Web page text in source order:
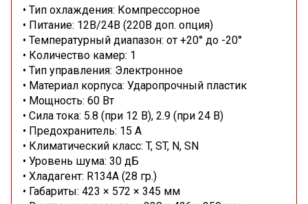
• Тип охлаждения: Компрессорное
• Питание: 12В/24В (220В доп. опция)
• Температурный диапазон: от +20° до -20°
• Количество камер: 1
• Тип управления: Электронное
• Материал корпуса: Ударопрочный пластик
• Мощность: 60 Вт
• Сила тока: 5.8 (при 12 В), 2.9 (при 24 В)
• Предохранитель: 15 А
• Климатический класс: T, ST, N, SN
• Уровень шума: 30 дБ
• Хладагент: R134A (28 гр.)
• Габариты: 423 × 572 × 345 мм